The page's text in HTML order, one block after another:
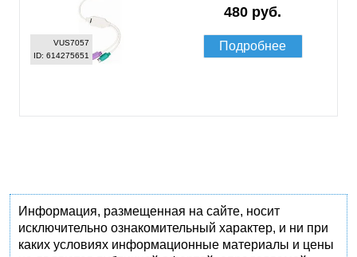
VUS7057
ID: 614275651
480 руб.
Подробнее
Информация, размещенная на сайте, носит
исключительно ознакомительный характер, и ни при
каких условиях информационные материалы и цены